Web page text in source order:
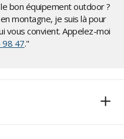
bon équipement outdoor ?
montagne, je suis là pour
vous convient. Appelez-moi
98 47."